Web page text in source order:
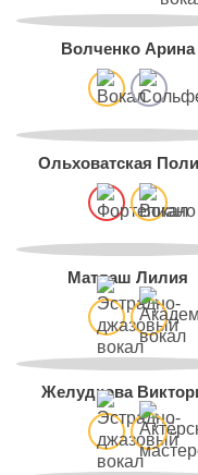
Волченко Арина
Ольховатская
Матлаш Лилия
Желудкова